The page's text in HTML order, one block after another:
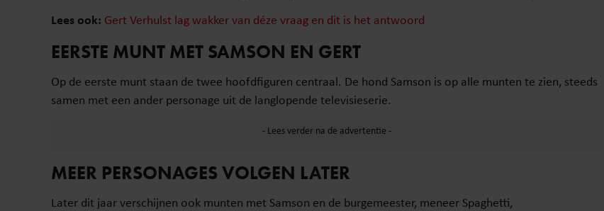
Lees ook: Gert Verhulst lag wakker van déze vraag en dit is het antwoord
EERSTE MUNT MET SAMSON EN GERT
Op de eerste munt staan de twee hoofdfiguren centraal. De hond Samson is op alle munten te zien, steeds
samen met een ander personage uit de langlopende televisieserie.
MEER PERSONAGES VOLGEN LATER
Later dit jaar verschijnen ook munten met Samson en de burgemeester, meneer Spaghetti,